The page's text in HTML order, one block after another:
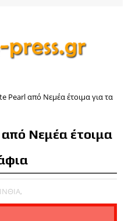
Pearl από Νεμέα έτοιμα για τα
Νεμέα έτοιμα